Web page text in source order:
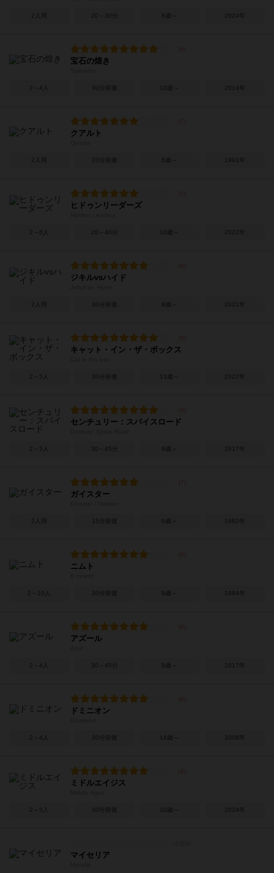
2人用 20～30分 8歳～ 2024年
宝石の煌き
2～4人 30分前後 10歳～ 2014年
クアルト
2人用 20分前後 6歳～ 1991年
ヒドゥンリーダーズ
2～6人 20～40分 10歳～ 2022年
ジキルvsハイド
2人用 30分前後 8歳～ 2021年
キャット・イン・ザ・ボックス
2～5人 30分前後 13歳～ 2022年
センチュリー：スパイスロード
2～5人 30～45分 8歳～ 2017年
ガイスター
2人用 15分前後 6歳～ 1982年
ニムト
2～10人 30分前後 8歳～ 1994年
アズール
2～4人 30～45分 8歳～ 2017年
ドミニオン
2～4人 30分前後 14歳～ 2008年
ミドルエイジス
2～5人 30分前後 10歳～ 2024年
マイセリア